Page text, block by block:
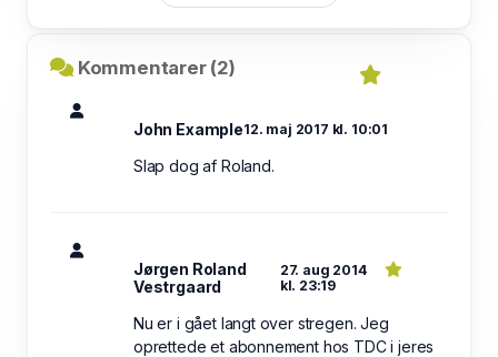
Kommentarer (2)
John Example12. maj 2017 kl. 10:01
Slap dog af Roland.
Jørgen Roland
Vestrgaard
27. aug 2014
kl. 23:19
Nu er i gået langt over stregen. Jeg
oprettede et abonnement hos TDC i jeres